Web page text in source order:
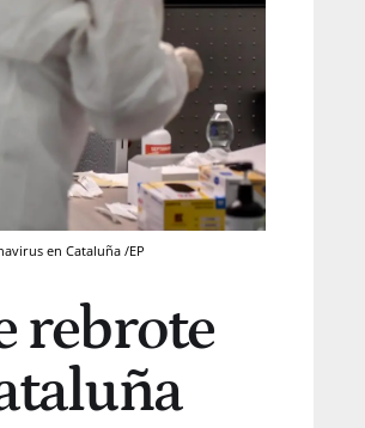
en Cataluña /EP
rebrote